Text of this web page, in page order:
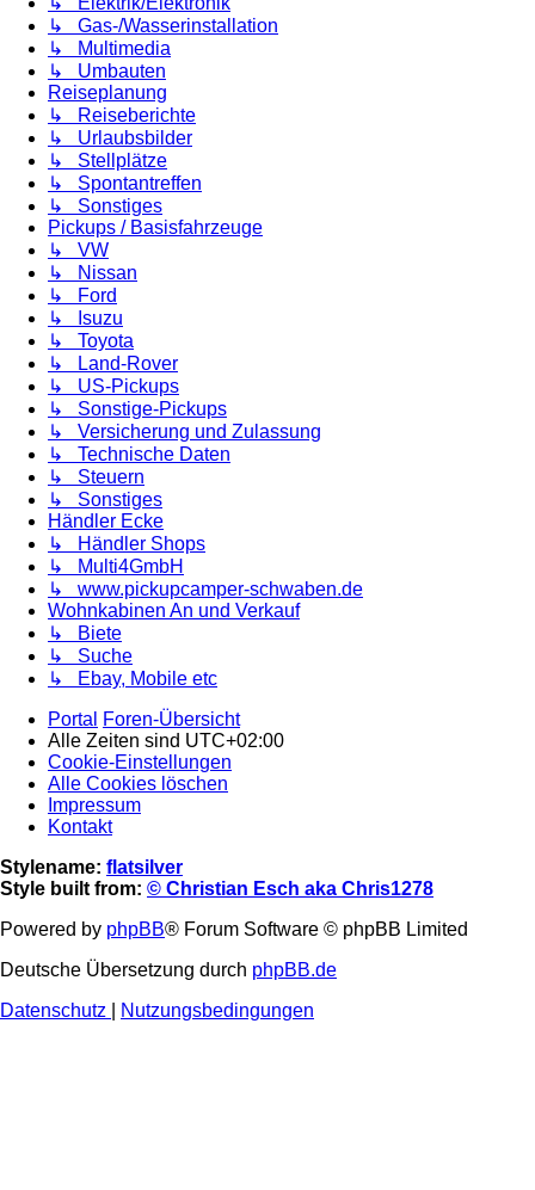
↳ Gas-/Wasserinstallation
↳ Multimedia
↳ Umbauten
Reiseplanung
↳ Reiseberichte
↳ Urlaubsbilder
↳ Stellplätze
↳ Spontantreffen
↳ Sonstiges
Pickups / Basisfahrzeuge
↳ VW
↳ Nissan
↳ Ford
↳ Isuzu
↳ Toyota
↳ Land-Rover
↳ US-Pickups
↳ Sonstige-Pickups
↳ Versicherung und Zulassung
↳ Technische Daten
↳ Steuern
↳ Sonstiges
Händler Ecke
↳ Händler Shops
↳ Multi4GmbH
↳ www.pickupcamper-schwaben.de
Wohnkabinen An und Verkauf
↳ Biete
↳ Suche
↳ Ebay, Mobile etc
Portal
Foren-Übersicht
Alle Zeiten sind UTC+02:00
Cookie-Einstellungen
Alle Cookies löschen
Impressum
Kontakt
Stylename: flatsilver
Style built from: © Christian Esch aka Chris1278
Powered by phpBB® Forum Software © phpBB Limited
Deutsche Übersetzung durch phpBB.de
Datenschutz
Nutzungsbedingungen